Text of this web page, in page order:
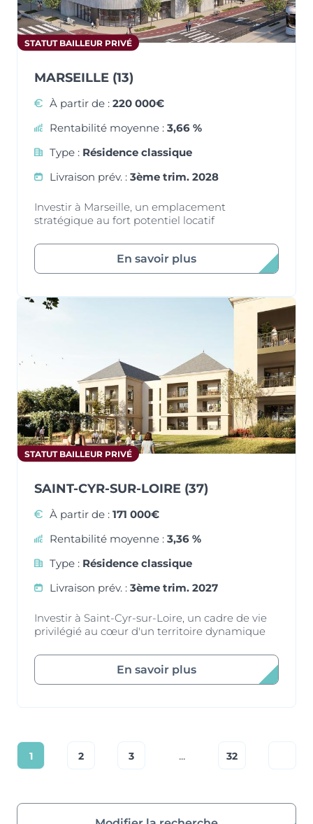
STATUT BAILLEUR PRIVÉ
MARSEILLE (13)
À partir de : 220 000€
Rentabilité moyenne : 3,66 %
Type : Résidence classique
Livraison prév. : 3ème trim. 2028
Investir à Marseille, un emplacement
stratégique au fort potentiel locatif
En savoir plus
STATUT BAILLEUR PRIVÉ
SAINT-CYR-SUR-LOIRE (37)
À partir de : 171 000€
Rentabilité moyenne : 3,36 %
Type : Résidence classique
Livraison prév. : 3ème trim. 2027
Investir à Saint-Cyr-sur-Loire, un cadre de vie
privilégié au cœur d'un territoire dynamique
En savoir plus
1 2 3 ... 32